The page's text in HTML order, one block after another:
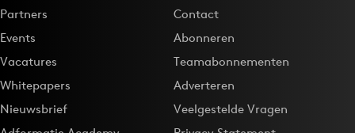
Martech
Media
Merkstrategie
PR
Programmatic
Partners
Events
Vacatures
Whitepapers
Nieuwsbrief
Contact
Abonneren
Teamabonnementen
Adverteren
Veelgestelde Vragen